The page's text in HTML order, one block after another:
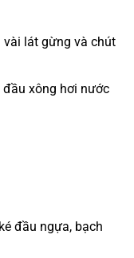
vài lát gừng và chút
xông hơi nước
đầu ngựa, bạch